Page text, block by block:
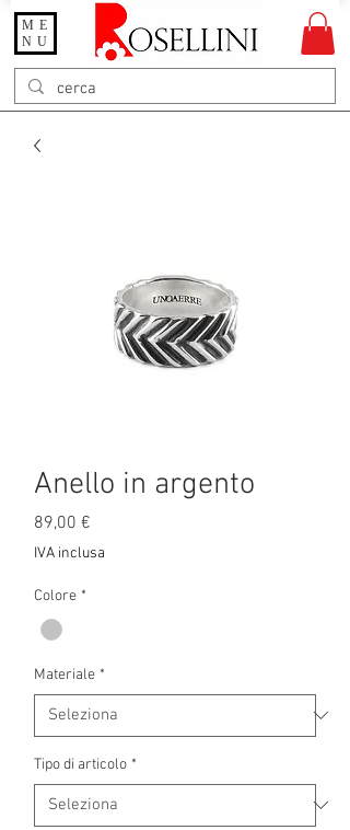
Gioielleria Rosellini
Rosellini online
ME
NU
Anello in argento
89,00 €
IVA inclusa
Colore *
Materiale *
Tipo di articolo *